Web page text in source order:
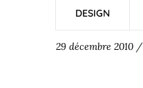
DESIGN
29 décembre 2010 /